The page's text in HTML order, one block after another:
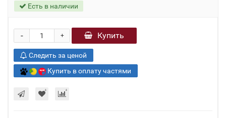
Есть в наличии
+
- Купить
Следить за ценой
Купить в оплату частями